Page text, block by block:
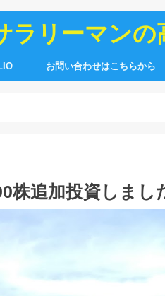
ラリーマンの
お問い合わせはこちらから
株追加投資しまし